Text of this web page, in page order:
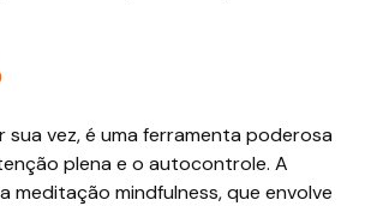
sua vez, é uma ferramenta poderosa
plena e o autocontrole. A
meditação mindfulness, que envolve